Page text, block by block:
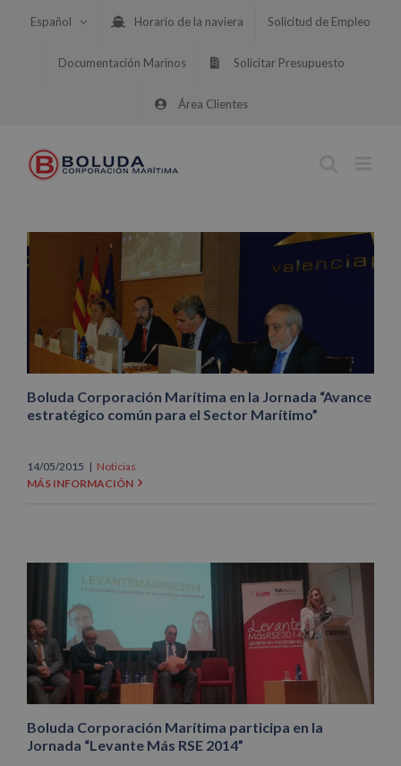
Español Horario de la naviera Solicitud de Empleo
Documentación Marinos Solicitar Presupuesto
Área Clientes
Boluda Corporación Marítima en la Jornada “Avance
estratégico común para el Sector Marítimo”
14/05/2015 | Noticias
MÁS INFORMACIÓN
Boluda Corporación Marítima participa en la
Jornada “Levante Más RSE 2014”